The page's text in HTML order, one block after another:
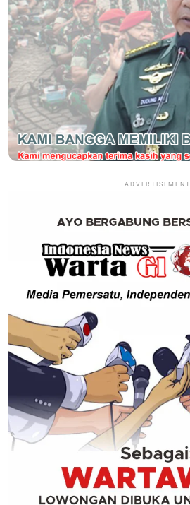
ADVERTISEMENT